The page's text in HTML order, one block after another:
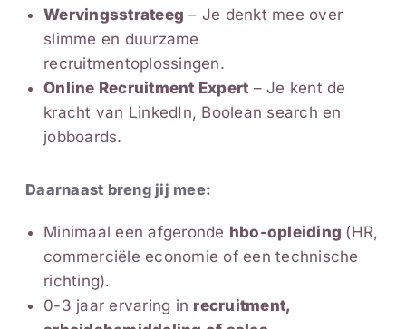
Wervingsstrateeg – Je denkt mee over
slimme en duurzame
recruitmentoplossingen.
Online Recruitment Expert – Je kent de
kracht van LinkedIn, Boolean search en
jobboards.
Daarnaast breng jij mee:
Minimaal een afgeronde hbo-opleiding (HR,
commerciële economie of een technische
richting).
0-3 jaar ervaring in recruitment,